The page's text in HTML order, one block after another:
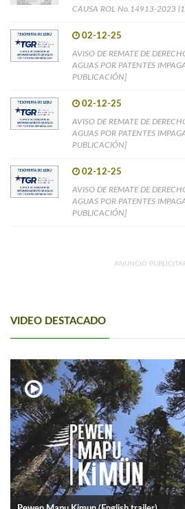
CAUSA ROL No.14913-2023
02-12-25
AVISO DE REMATE DE
AGUAS POR PATENTES
PUBLICACIÓN]
02-12-25
AVISO DE REMATE DE
AGUAS POR PATENTES
PUBLICACIÓN]
02-12-25
AVISO DE REMATE DE
AGUAS POR PATENTES
PUBLICACIÓN]
ANUNCIO
VIDEO DESTACADO